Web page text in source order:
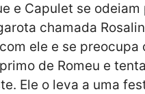
e Capulet se odeiam
chamada
ele e se preocupa
de Romeu e
Ele o leva a uma